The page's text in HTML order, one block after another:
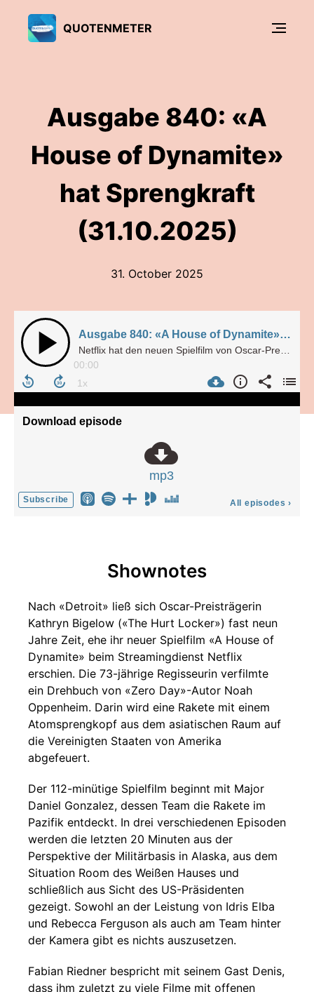
QUOTENMETER
Ausgabe 840: «A
House of Dynamite»
hat Sprengkraft
(31.10.2025)
31. October 2025
Ausgabe 840: «A House of Dynamite» hat Sprengkraft (31.10.2025)
00:00
Download episode
mp3
Subscribe All episodes ›
Shownotes
Nach «Detroit» ließ sich Oscar-Preisträgerin
Kathryn Bigelow («The Hurt Locker») fast neun
Jahre Zeit, ehe ihr neuer Spielfilm «A House of
Dynamite» beim Streamingdienst Netflix
erschien. Die 73-jährige Regisseurin verfilmte
ein Drehbuch von «Zero Day»-Autor Noah
Oppenheim. Darin wird eine Rakete mit einem
Atomsprengkopf aus dem asiatischen Raum auf
die Vereinigten Staaten von Amerika
abgefeuert.
Der 112-minütige Spielfilm beginnt mit Major
Daniel Gonzalez, dessen Team die Rakete im
Pazifik entdeckt. In drei verschiedenen Episoden
werden die letzten 20 Minuten aus der
Perspektive der Militärbasis in Alaska, aus dem
Situation Room des Weißen Hauses und
schließlich aus Sicht des US-Präsidenten
gezeigt. Sowohl an der Leistung von Idris Elba
und Rebecca Ferguson als auch am Team hinter
der Kamera gibt es nichts auszusetzen.
Fabian Riedner bespricht mit seinem Gast Denis,
dass ihm zuletzt zu viele Filme mit offenen